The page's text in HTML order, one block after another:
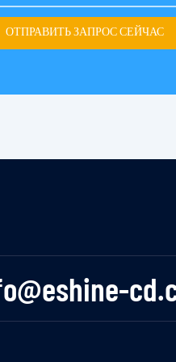
ОТПРАВИТЬ ЗАПРОС СЕЙЧАС